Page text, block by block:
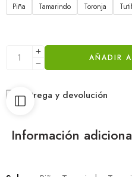
Piña Tamarindo Toronja
AÑADIR
Entrega y devolución
Información